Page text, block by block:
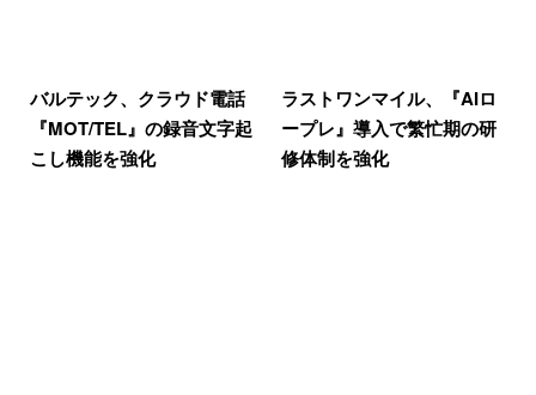
バルテック、クラウド電話
『MOT/TEL』の録音文字起
こし機能を強化
ラストワンマイル、『AIロ
ープレ』導入で繁忙期の研
修体制を強化